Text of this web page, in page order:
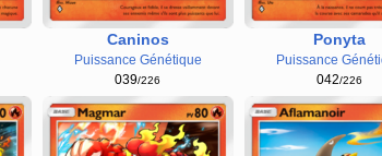
Caninos
Puissance Génétique
039/226
Ponyta
Puissance
042/226